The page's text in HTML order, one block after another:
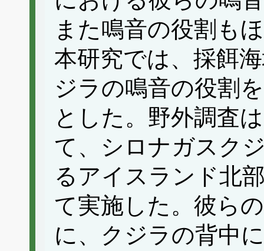
また鳴音の役割も
本研究では、採餌
ジラの鳴音の役割
とした。野外調査
て、シロナガスク
るアイスランド北
て実施した。彼ら
に、クジラの背中